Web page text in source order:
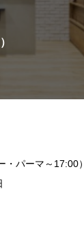
・パーマ～17:00）